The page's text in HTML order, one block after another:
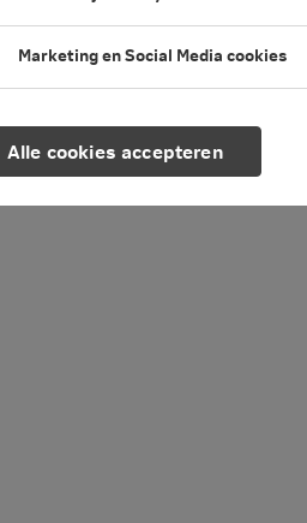
Alle cookies accepteren
Marketing en Social Media cookies